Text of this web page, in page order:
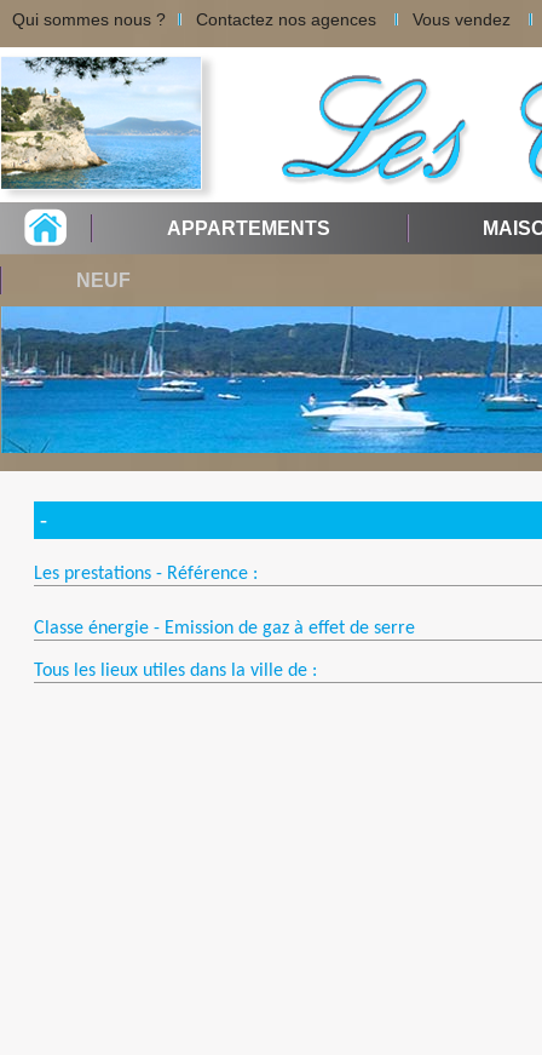
Qui sommes nous ? Contactez nos agences Vous vendez
APPARTEMENTS
NEUF
-
Les prestations - Référence :
Classe énergie - Emission de gaz à effet de serre
Tous les lieux utiles dans la ville de :